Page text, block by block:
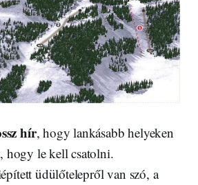
hír, hogy lankásabb helyeken
hogy le kell csatolni.
üdülőtelepről van szó, a